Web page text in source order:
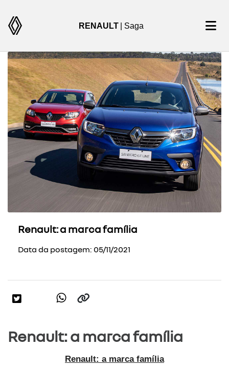
RENAULT | Saga
Renault: a marca família
Data da postagem: 05/11/2021
Renault: a marca família
Renault: a marca família